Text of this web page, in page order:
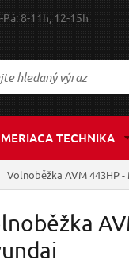
Pá: 8-11h, 12-15h
MERIACA TECHNIKA
Volnoběžka AVM 443HP